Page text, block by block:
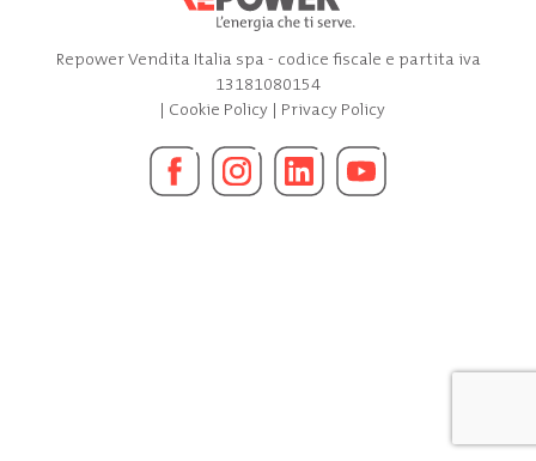
Repower Vendita Italia spa - codice fiscale e partita iva
13181080154
| Cookie Policy| Privacy Policy